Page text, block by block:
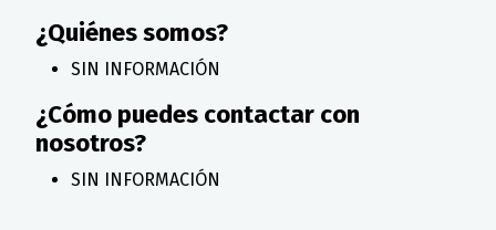
¿Quiénes somos?
SIN INFORMACIÓN
¿Cómo puedes contactar con
nosotros?
SIN INFORMACIÓN